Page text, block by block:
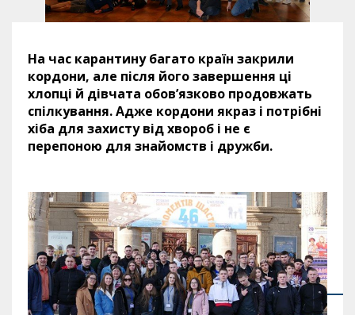
На час карантину багато країн закрили
кордони, але після його завершення ці
хлопці й дівчата обов’язково продовжать
спілкування. Адже кордони якраз і потрібні
хіба для захисту від хвороб і не є
перепоною для знайомств і дружби.